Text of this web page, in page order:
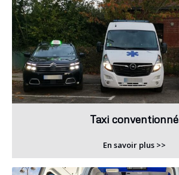
Taxi conventionné
En savoir plus >>